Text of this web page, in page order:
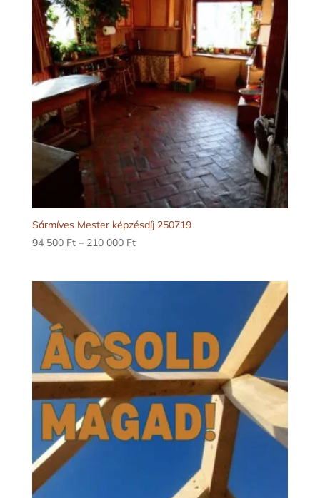
Sármíves Mester képzésdíj 250719
94 500 Ft – 210 000 FtÁrtartomány: